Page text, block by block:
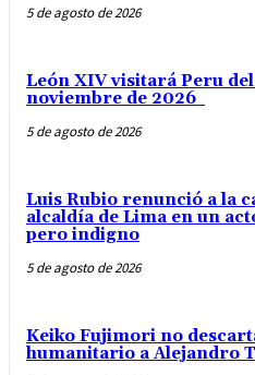
5 de agosto de 2026
León XIV visitará Peru del
noviembre de 2026
5 de agosto de 2026
Luis Rubio renunció a la
alcaldía de Lima en un
pero indigno
5 de agosto de 2026
Keiko Fujimori no
humanitario a Alejandro